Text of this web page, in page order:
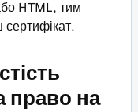
HTML, тим
право на